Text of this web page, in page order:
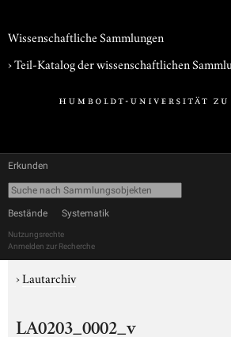
Wissenschaftliche Sammlungen
› Teil-Katalog der wissenschaftlichen
Erkunden
Bestände Systematik
Nutzungsrechte
Anmelden zur Recherche
›Lautarchiv
LA0203_0002_v